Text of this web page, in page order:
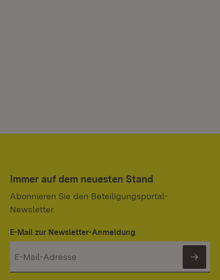
Immer auf dem neuesten Stand
Abonnieren Sie den Beteiligungsportal-
Newsletter.
E-Mail zur Newsletter-Anmeldung